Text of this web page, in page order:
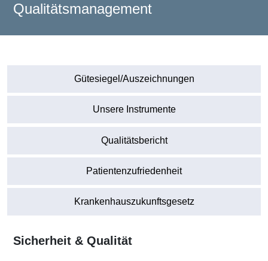
Qualitätsmanagement
Gütesiegel/Auszeichnungen
Unsere Instrumente
Qualitätsbericht
Patientenzufriedenheit
Krankenhauszukunftsgesetz
Sicherheit & Qualität